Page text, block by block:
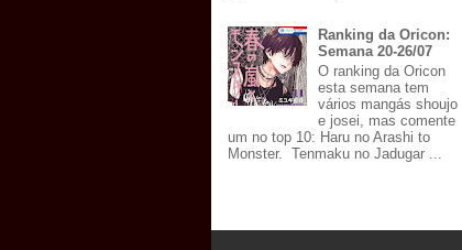
Ranking da Oricon:
Semana 20-26/07
O ranking da Oricon
esta semana tem
vários mangás shoujo
e josei, mas comente
um no top 10: Haru no Arashi to
Monster. Tenmaku no Jadugar ...